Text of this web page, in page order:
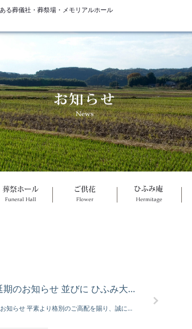
る葬儀社・葬祭場・メモリアルホール
人形供養祭延期のお知らせ 並びに ひふみ大感謝祭開催のご案内
人形供養祭 延期のお知らせ 平素より格別のご高配を賜り、誠にありがとうございます。 このたび、４月に開催を予定 […]